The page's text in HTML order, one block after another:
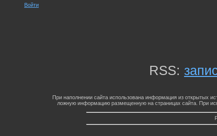
Войти
RSS:
При наполнении сайта использована информация из открытых
ложную информацию размещенную на страницах сайта. При